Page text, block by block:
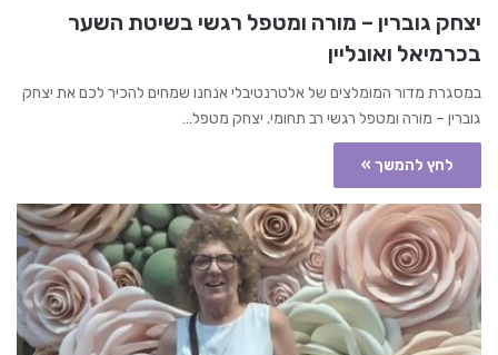
יצחק גוברין – מורה ומטפל רגשי בשיטת השער
בכרמיאל ואונליין
במסגרת מדור המומלצים של אלטרנטיבלי אנחנו שמחים להכיר לכם את יצחק
גוברין – מורה ומטפל רגשי רב תחומי. יצחק מטפל…
לחץ להמשך »